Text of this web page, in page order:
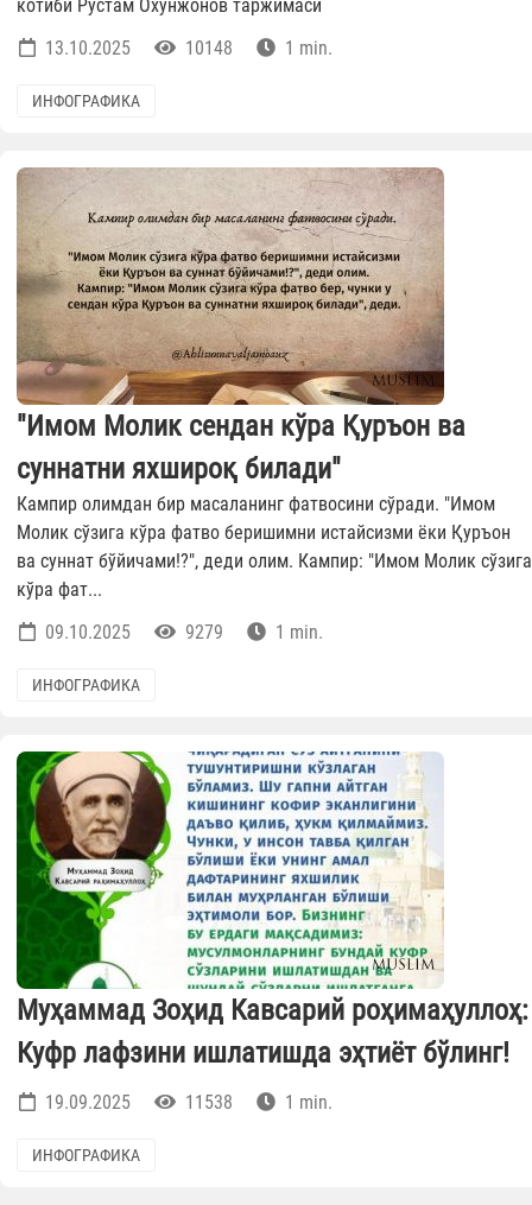
котиби Рустам Охунжонов таржимаси
13.10.2025
10148 1 min.
ИНФОГРАФИКА
"Имом Молик сендан кўра Қуръон ва
суннатни яхшироқ билади"
Кампир олимдан бир масаланинг фатвосини сўради. "Имом
Молик сўзига кўра фатво беришимни истайсизми ёки Қуръон
ва суннат бўйичами!?", деди олим. Кампир: "Имом Молик сўзига
кўра фат...
09.10.2025
9279 1 min.
ИНФОГРАФИКА
Муҳаммад Зоҳид Кавсарий роҳимаҳуллоҳ:
Куфр лафзини ишлатишда эҳтиёт бўлинг!
19.09.2025 11538 1 min.
ИНФОГРАФИКА